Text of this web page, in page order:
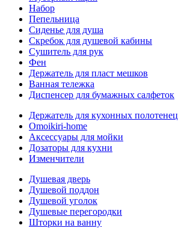
Набор
Пепельница
Сиденье для душа
Скребок для душевой кабины
Сушитель для рук
Фен
Держатель для пласт мешков
Ванная тележка
Диспенсер для бумажных салфеток
Держатель для кухонных полотенец
Omoikiri-home
Аксессуары для мойки
Дозаторы для кухни
Изменчители
Душевая дверь
Душевой поддон
Душевой уголок
Душевые перегородки
Шторки на ванну